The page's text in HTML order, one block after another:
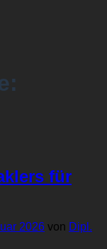
für
2026 von Dipl.